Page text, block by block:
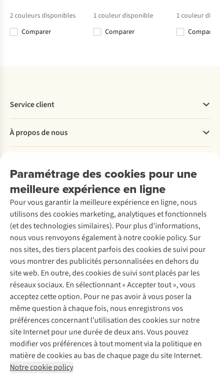
2couleurs disponibles
Comparer
1 couleur disponible
Comparer
1 couleur
Comparer
Paramétrage des cookies pour une
meilleure expérience en ligne
Pour vous garantir la meilleure expérience en ligne, nous
utilisons des cookies marketing, analytiques et fonctionnels
(et des technologies similaires). Pour plus d'informations,
nous vous renvoyons également à notre cookie policy. Sur
nos sites, des tiers placent parfois des cookies de suivi pour
vous montrer des publicités personnalisées en dehors du
site web. En outre, des cookies de suivi sont placés par les
réseaux sociaux. En sélectionnant « Accepter tout », vous
acceptez cette option. Pour ne pas avoir à vous poser la
même question à chaque fois, nous enregistrons vos
préférences concernant l’utilisation des cookies sur notre
site Internet pour une durée de deux ans. Vous pouvez
modifier vos préférences à tout moment via la politique en
matière de cookies au bas de chaque page du site Internet.
Notre cookie policy
Service client
Commander
Payer
Retourner
Rétractation d'une commande
Entretien & réparations
Garantie
Contactez-nous
À propos de nous
Entreprise responsable
À propos d’Ayacucho
Nos magasins
À propos d’A.S.Adventure
Déclaration d'accessibilité
Location / Location sports d’hiver
Seconde-main
Entretien de ski
Service de lavage
Entretien de chaussures
Réparation de chaussures
Réparation de vêtements
Retouches
Pour les entreprises
Découvrez
A.S.Magazine
Explore Camp
Expertise & conseils
Abonnez-vous à la newsletter
Suivez-nous
Mentions légales
Politique de confidentialité
Conditions générales
Cookie Policy